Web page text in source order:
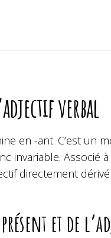
verbal
en -ant. C’est un
invariable. Associé
directement
et de